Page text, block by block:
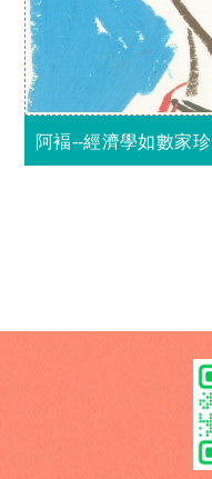
阿褔--經濟學如數家珍